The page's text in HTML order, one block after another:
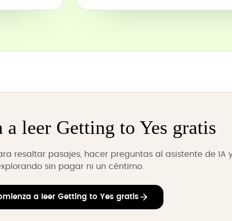
a leer Getting to Yes gratis
resaltar pasajes, hacer preguntas al asistente de IA
sin pagar ni un céntimo.
a leer Getting to Yes gratis